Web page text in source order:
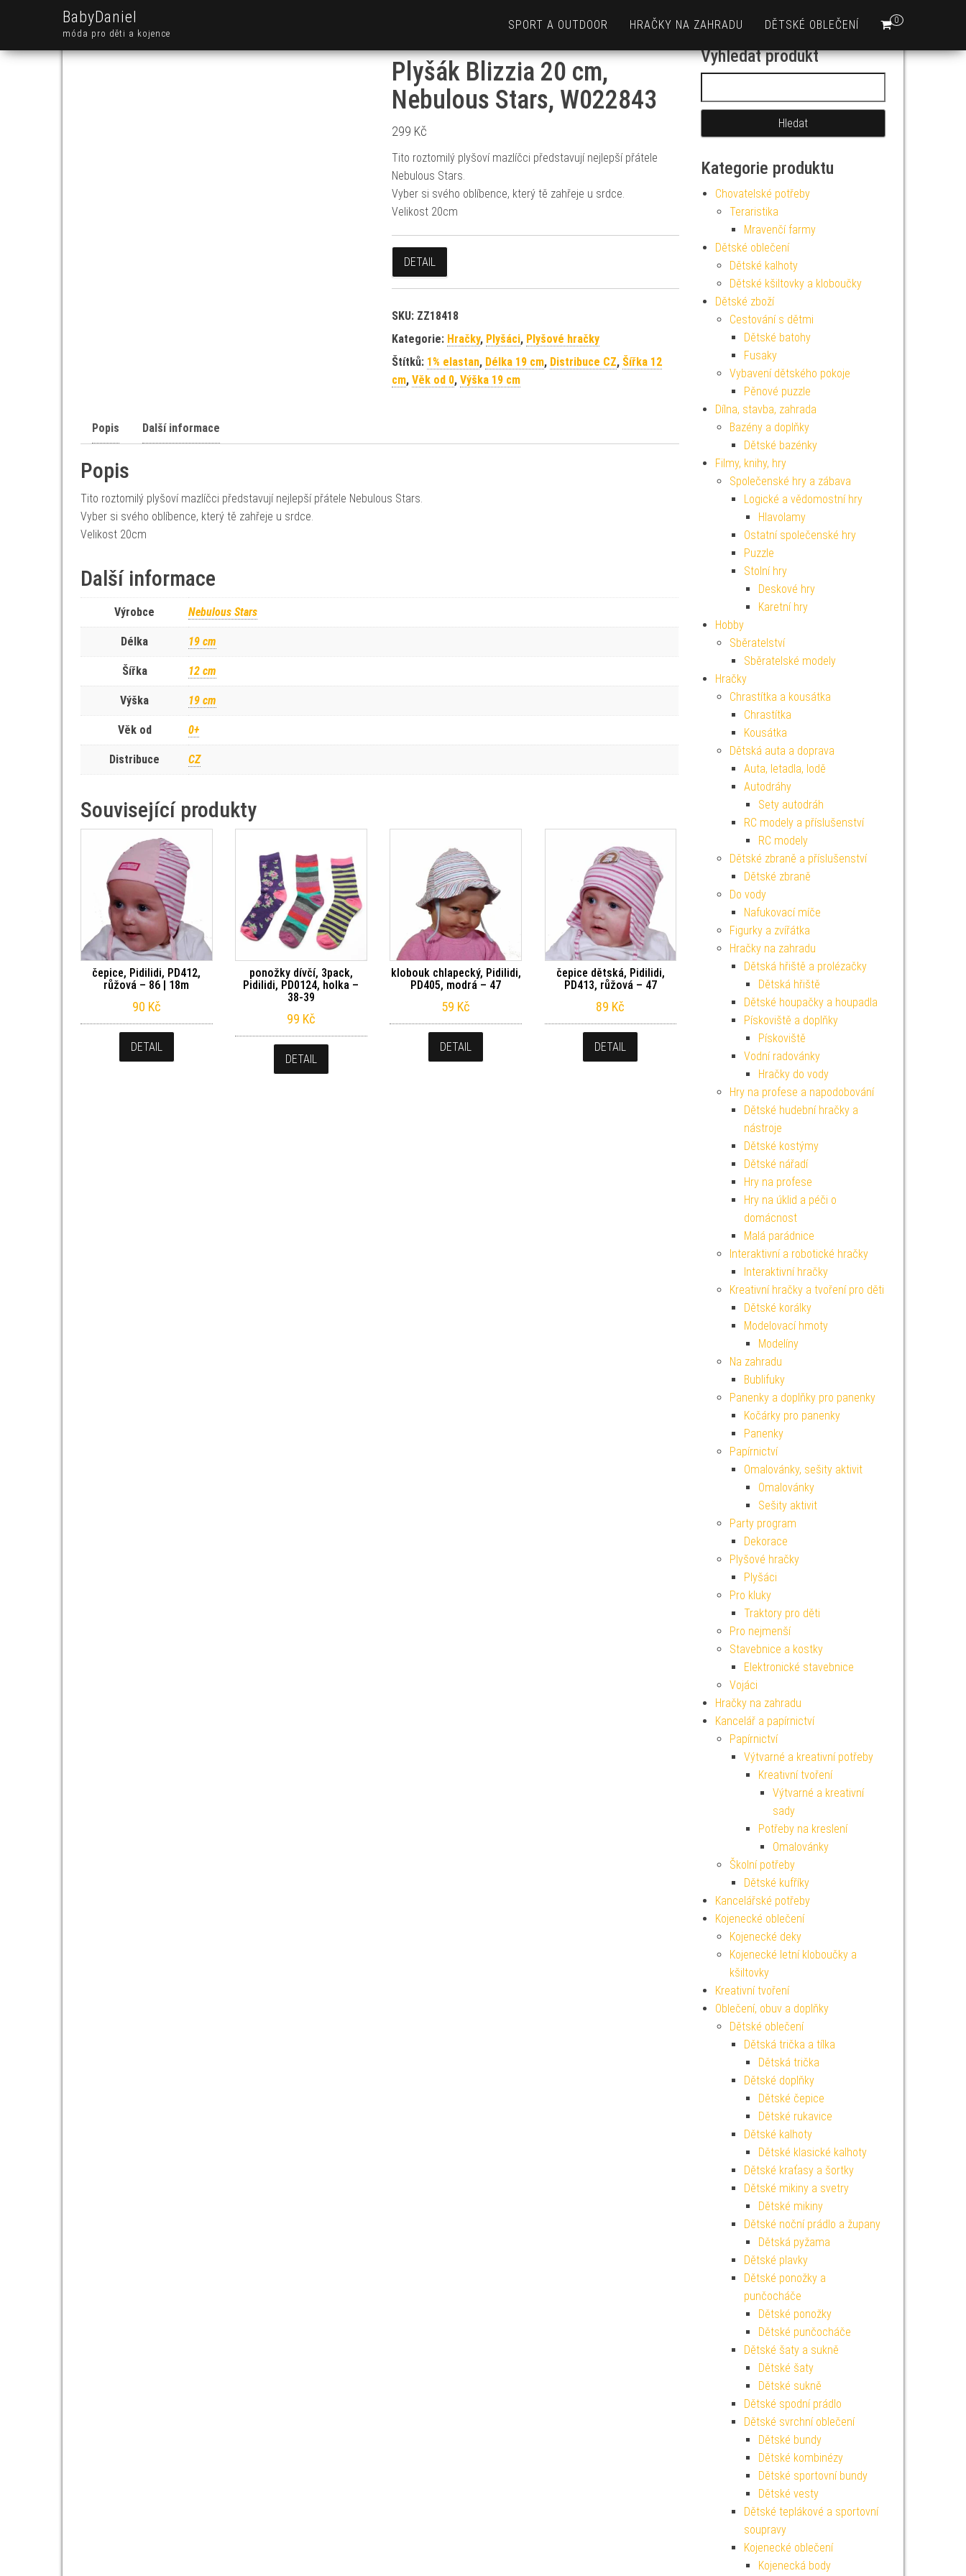
BabyDaniel
móda pro děti a kojence
0
SPORT A OUTDOOR HRAČKY NA ZAHRADU DĚTSKÉ OBLEČENÍ
Plyšák Blizzia 20 cm,
Nebulous Stars, W022843
299 Kč
Tito roztomilý plyšoví mazlíčci představují nejlepší přátele
Nebulous Stars.
Vyber si svého oblíbence, který tě zahřeje u srdce.
Velikost 20cm
DETAIL
SKU: ZZ18418
Kategorie: Hračky, Plyšáci, Plyšové hračky
Štítků: 1% elastan, Délka 19 cm, Distribuce CZ, Šířka 12
cm, Věk od 0, Výška 19 cm
Popis Další informace
Popis
Tito roztomilý plyšoví mazlíčci představují nejlepší přátele Nebulous Stars.
Vyber si svého oblíbence, který tě zahřeje u srdce.
Velikost 20cm
Další informace
Výrobce Nebulous Stars
Délka 19 cm
Šířka 12 cm
Výška 19 cm
Věk od 0+
Distribuce CZ
Související produkty
čepice, Pidilidi, PD412,
růžová – 86 | 18m
90 Kč
DETAIL
ponožky dívčí, 3pack,
Pidilidi, PD0124, holka –
38-39
99 Kč
DETAIL
klobouk chlapecký, Pidilidi,
PD405, modrá – 47
59 Kč
DETAIL
čepice dětská, Pidilidi,
PD413, růžová – 47
89 Kč
DETAIL
Vyhledat produkt
Kategorie produktu
Chovatelské potřeby
Teraristika
Mravenčí farmy
Dětské oblečení
Dětské kalhoty
Dětské kšiltovky a kloboučky
Dětské zboží
Cestování s dětmi
Dětské batohy
Fusaky
Vybavení dětského pokoje
Pěnové puzzle
Dílna, stavba, zahrada
Bazény a doplňky
Dětské bazénky
Filmy, knihy, hry
Společenské hry a zábava
Logické a vědomostní hry
Hlavolamy
Ostatní společenské hry
Puzzle
Stolní hry
Deskové hry
Karetní hry
Hobby
Sběratelství
Sběratelské modely
Hračky
Chrastítka a kousátka
Chrastítka
Kousátka
Dětská auta a doprava
Auta, letadla, lodě
Autodráhy
Sety autodráh
RC modely a příslušenství
RC modely
Dětské zbraně a příslušenství
Dětské zbraně
Do vody
Nafukovací míče
Figurky a zvířátka
Hračky na zahradu
Dětská hřiště a prolézačky
Dětská hřiště
Dětské houpačky a houpadla
Pískoviště a doplňky
Pískoviště
Vodní radovánky
Hračky do vody
Hry na profese a napodobování
Dětské hudební hračky a
nástroje
Dětské kostýmy
Dětské nářadí
Hry na profese
Hry na úklid a péči o
domácnost
Malá parádnice
Interaktivní a robotické hračky
Interaktivní hračky
Kreativní hračky a tvoření pro děti
Dětské korálky
Modelovací hmoty
Modelíny
Na zahradu
Bublifuky
Panenky a doplňky pro panenky
Kočárky pro panenky
Panenky
Papírnictví
Omalovánky, sešity aktivit
Omalovánky
Sešity aktivit
Party program
Dekorace
Plyšové hračky
Plyšáci
Pro kluky
Traktory pro děti
Pro nejmenší
Stavebnice a kostky
Elektronické stavebnice
Vojáci
Hračky na zahradu
Kancelář a papírnictví
Papírnictví
Výtvarné a kreativní potřeby
Kreativní tvoření
Výtvarné a kreativní
sady
Potřeby na kreslení
Omalovánky
Školní potřeby
Dětské kufříky
Kancelářské potřeby
Kojenecké oblečení
Kojenecké deky
Kojenecké letní kloboučky a
kšiltovky
Kreativní tvoření
Oblečení, obuv a doplňky
Dětské oblečení
Dětská trička a tílka
Dětská trička
Dětské doplňky
Dětské čepice
Dětské rukavice
Dětské kalhoty
Dětské klasické kalhoty
Dětské kraťasy a šortky
Dětské mikiny a svetry
Dětské mikiny
Dětské noční prádlo a župany
Dětská pyžama
Dětské plavky
Dětské ponožky a
punčocháče
Dětské ponožky
Dětské punčocháče
Dětské šaty a sukně
Dětské šaty
Dětské sukně
Dětské spodní prádlo
Dětské svrchní oblečení
Dětské bundy
Dětské kombinézy
Dětské sportovní bundy
Dětské vesty
Dětské teplákové a sportovní
soupravy
Kojenecké oblečení
Kojenecká body